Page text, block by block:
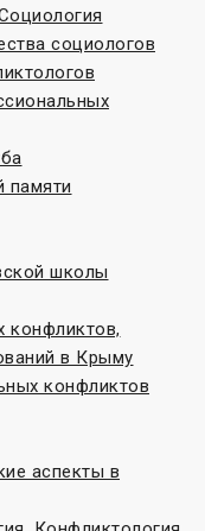
социологов
памяти
школы
конфликтов,
в Крыму
конфликтов
аспекты в